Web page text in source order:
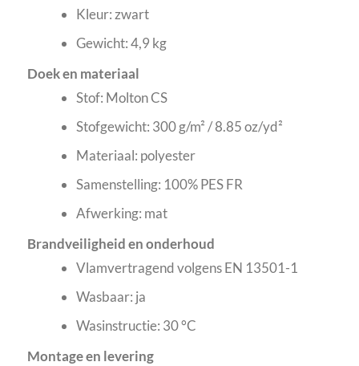
Kleur: zwart
Gewicht: 4,9 kg
Doek en materiaal
Stof: Molton CS
Stofgewicht: 300 g/m² / 8.85 oz/yd²
Materiaal: polyester
Samenstelling: 100% PES FR
Afwerking: mat
Brandveiligheid en onderhoud
Vlamvertragend volgens EN 13501-1
Wasbaar: ja
Wasinstructie: 30 °C
Montage en levering